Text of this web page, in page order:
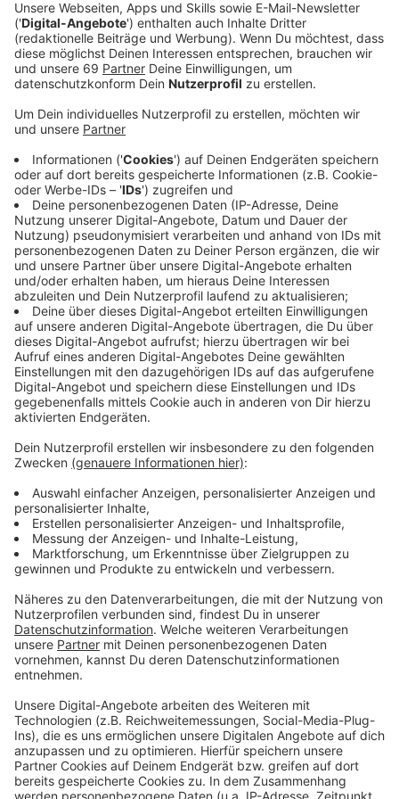
Veröffentlicht:Freitag, 24.05.2019 05:41
Anzeige
Das beliebte Online-Tool der Bundeszentrale für
politische Bildung zeigt die Übereinstimmung der
politischen Einstellung des Nutzers mit den
Wahlprogrammen der Parteien. Dabei lässt der Wahl-
O-Mat Nutzer gleichzeitig höchstens acht Parteien
vergleichen. Die Partei Volt hatte deshalb geklagt: Der
Wahl-O-Mat bevorzuge große Parteien, kleine hätten
dagegen kaum eine Chance. Die Sorge einiger
Kleinparteien ist, dass sich nur wenige Nutzer die
Mühe machen könnten, neben den acht größten
Parteien auch ihre Ergebnisse bei den Kleinparteien
aufzurufen.
In einem Eilverfahren gab das Verwaltungsgericht Köln
Volt recht, der Wahl-O-Mat musste am Montag (20.
Mai) abgeschaltet werden. Wie die Bundeszentrale für
politische Bildung jetzt verkündete, darf der Wahl-O-
Mat durch eine außergerichtliche Einigung wieder
betrieben werden. Allerdings mit einer kleinen
Änderung: ab sofort müsse die Beschränkung auf acht
Parteien wegfallen. Stattdessen soll es bei künftigen
Wahlen eine gut sichtbare Schaltfläche geben, mit der
gleichzeitig alle Parteien verglichen werden können.
In einer Mitteilung wies der Präsident der
Bundeszentrale Thomas Krüger darauf hin, dass der
eine überparteiliche Wahlinformation.
Anzeige